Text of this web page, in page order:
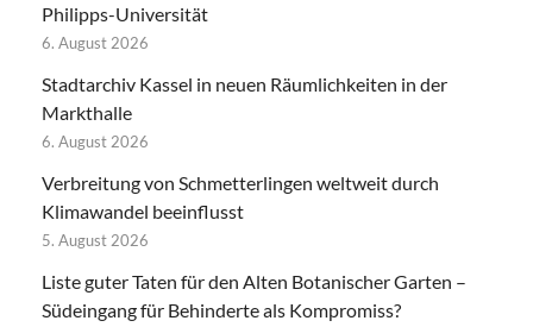
Philipps-Universität
6. August 2026
Stadtarchiv Kassel in neuen Räumlichkeiten in der
Markthalle
6. August 2026
Verbreitung von Schmetterlingen weltweit durch
Klimawandel beeinflusst
5. August 2026
Liste guter Taten für den Alten Botanischer Garten –
Südeingang für Behinderte als Kompromiss?